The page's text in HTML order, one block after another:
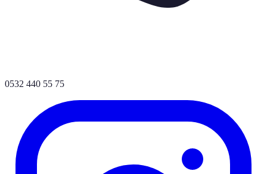
0532 440 55 75